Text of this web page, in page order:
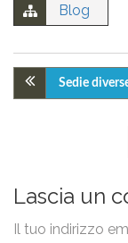
Blog
Sedie
Lascia un
Il tuo indirizzo